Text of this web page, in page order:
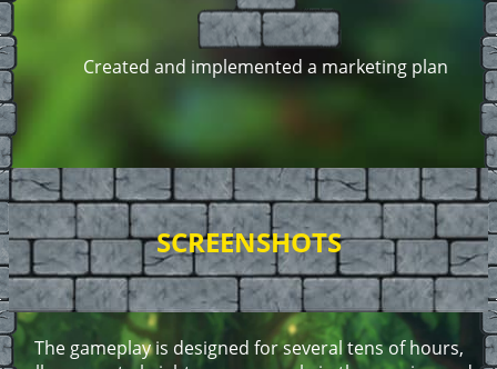
Created and implemented a marketing plan
SCREENSHOTS
The gameplay is designed for several tens of hours,